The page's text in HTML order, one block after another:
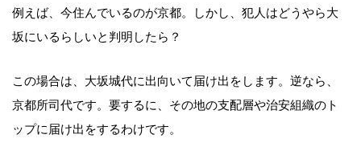
例えば、今住んでいるのが京都。しかし、犯人はどうやら大
坂にいるらしいと判明したら？
この場合は、大坂城代に出向いて届け出をします。逆なら、
京都所司代です。要するに、その地の支配層や治安組織のト
ップに届け出をするわけです。